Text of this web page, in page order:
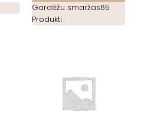
Gardēžu smaržas65
Produkti